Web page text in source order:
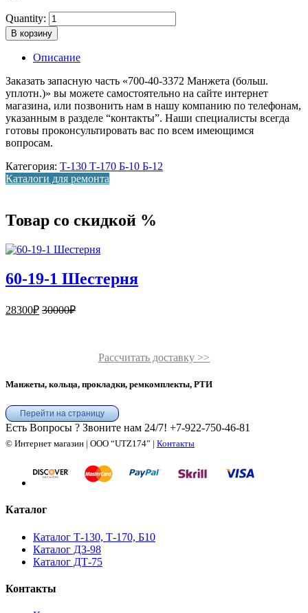
Quantity:
В корзину
Описание
Заказать запасную часть «700-40-3372 Манжета (больш.
уплотн.)» вы можете самостоятельно на сайте интернет
магазина, или позвонить нам в нашу компанию по телефонам,
указанным в разделе “контакты”. Наши специалисты всегда
готовы проконсультировать вас по всем имеющимся
вопросам.
Категория: Т-130 Т-170 Б-10 Б-12
Каталоги для ремонта
Товар со скидкой %
60-19-1 Шестерня
28300₽ 30000₽
Рассчитать доставку >>
Манжеты, кольца, прокладки, ремкомплекты, РТИ
Перейти на страницу
Есть Вопросы ? Звоните нам 24/7! +7-922-750-46-81
© Интернет магазин | ООО “UTZ174” | Контакты
Каталог
Каталог Т-130, Т-170, Б10
Каталог ДЗ-98
Каталог ДТ-75
Контакты